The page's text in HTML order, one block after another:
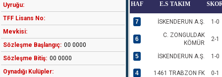
Uyruğu:
TFF Lisans No:
Mevkisi:
Sözleşme Başlangıç: 00 0000
Sözleşme Bitiş: 00 0000
Oynadığı Kulüpler:
HAF E.S TAKIM
7 İSKENDERUN A.Ş. 1-0
6
C. ZONGULDAK
KÖMÜR
2-1
5 İSKENDERUN A.Ş. 1-0
4 1461 TRABZON FK 0-1